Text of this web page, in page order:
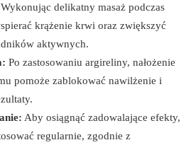
Wykonując delikatny masaż podczas
krążenie krwi oraz zwiększyć
aktywnych.
Po zastosowaniu argireliny, nałożenie
pomoże zablokować nawilżenie i
Aby osiągnąć zadowalające efekty,
regularnie, zgodnie z